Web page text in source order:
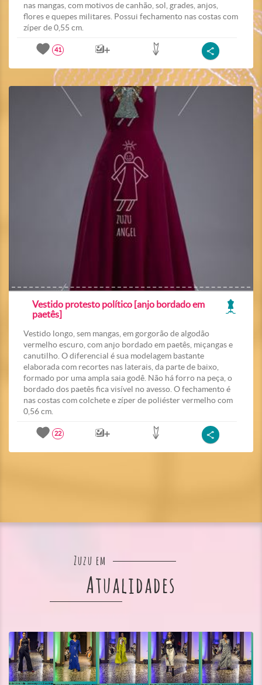
nas mangas, com motivos de canhão, sol, grades, anjos,
flores e quepes militares. Possui fechamento nas costas com
zíper de 0,55 cm.
41
Vestido protesto político [anjo bordado em
paetês]
Vestido longo, sem mangas, em gorgorão de algodão
vermelho escuro, com anjo bordado em paetês, miçangas e
canutilho. O diferencial é sua modelagem bastante
elaborada com recortes nas laterais, da parte de baixo,
formado por uma ampla saia godê. Não há forro na peça, o
bordado dos paetês fica visível no avesso. O fechamento é
nas costas com colchete e zíper de poliéster vermelho com
0,56 cm.
22
Zuzu em
Atualidades